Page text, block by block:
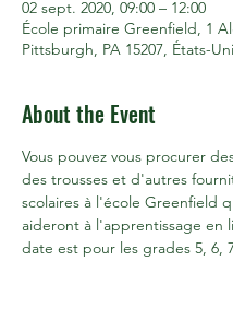
02 sept. 2020, 09:00 – 12:00
École primaire Greenfield, 1
Pittsburgh, PA 15207, États-
About the Event
Vous pouvez vous procurer
des trousses et d'autres
scolaires à l'école Greenfield
aideront à l'apprentissage
date est pour les grades 5, 6,